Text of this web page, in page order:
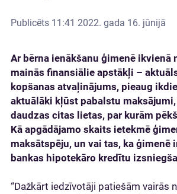
Publicēts 11:41 2022. gada 16. jūnijā
Ar bērna ienākšanu ģimenē ikvienā
mainās finansiālie apstākļi –
kopšanas atvaļinājums, pieaug
aktuālāki kļūst pabalstu maksājumi,
daudzas citas lietas, par kurām
Kā apgādājamo skaits ietekmē
maksātspēju, un vai tas, ka ģimenē
bankas hipotekāro kredītu
“Dažkārt iedzīvotāji patiešām vairās